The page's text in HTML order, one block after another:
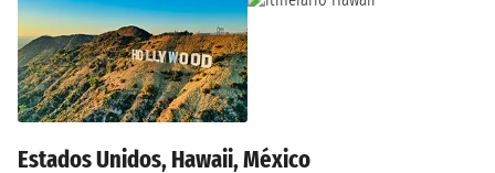
Estados Unidos, Hawaii, México